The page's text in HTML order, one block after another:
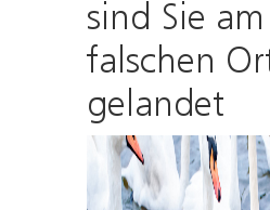
sind Sie am
falschen
gelandet